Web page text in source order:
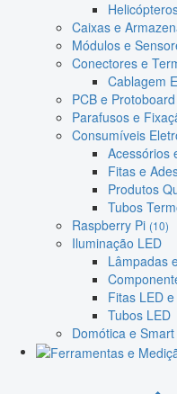
Caixas e
Módulos e
Conectores e
Cablagem
PCB e Protoboard
Parafusos e
Consumíveis
Acessórios
Fitas e
Produtos
Tubos
Raspberry Pi (10)
Iluminação LED
Lâmpadas
Fitas LED
Tubos LED
Domótica e